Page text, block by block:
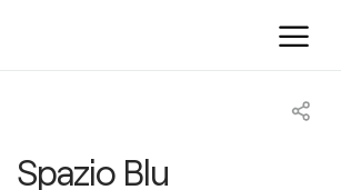
Spazio Blu